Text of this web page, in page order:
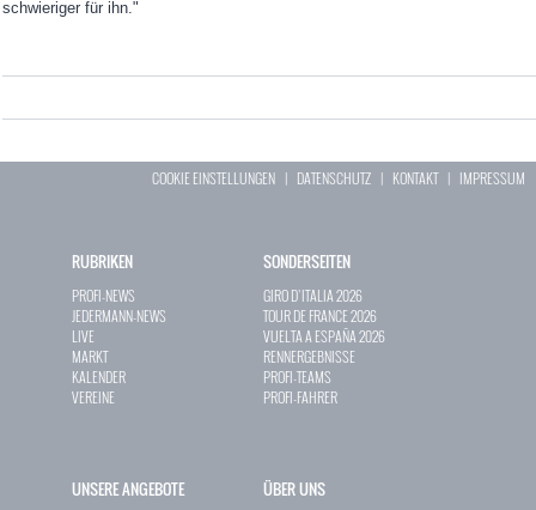
schwieriger für ihn."
COOKIE EINSTELLUNGEN | DATENSCHUTZ | KONTAKT| IMPRESSUM
RUBRIKEN
PROFI-NEWS
JEDERMANN-NEWS
LIVE
MARKT
KALENDER
VEREINE
SONDERSEITEN
GIRO D`ITALIA 2026
TOUR DE FRANCE 2026
VUELTA A ESPAÑA 2026
RENNERGEBNISSE
PROFI-TEAMS
PROFI-FAHRER
UNSERE ANGEBOTE ÜBER UNS